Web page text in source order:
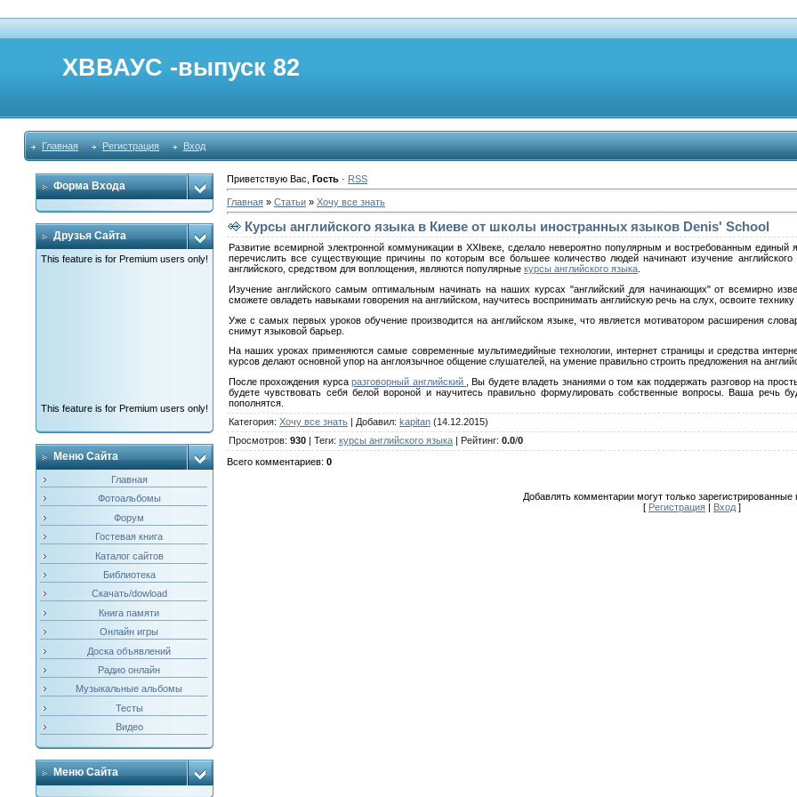
ХВВАУС -выпуск 82
Главная Регистрация Вход
Форма Входа
Друзья Сайта
This feature is for Premium users only!
This feature is for Premium users only!
Меню Сайта
Главная
Фотоальбомы
Форум
Гостевая книга
Каталог сайтов
Библиотека
Скачать/dowload
Книга памяти
Онлайн игры
Доска объявлений
Радио онлайн
Музыкальные альбомы
Тесты
Видео
Меню Сайта
Приветствую Вас Гость· RSS
Главная» Статьи» Хочу все знать
Курсы английского языка в Киеве от школы иностранных языков Denis' School
Развитие всемирной электронной коммуникации в XXIвеке, сделало невероятно популярным и востребованным
перечислить все существующие причины по которым все большее количество людей начинают изучение
английского, средством для воплощения, являются популярные курсы английского языка.
Изучение английского самым оптимальным начинать на наших курсах "английский для начинающих" от всемирно
сможете овладеть навыками говорения на английском, научитесь воспринимать английскую речь на слух, освоите
Уже с самых первых уроков обучение производится на английском языке, что является мотиватором расширения
снимут языковой барьер.
На наших уроках применяются самые современные мультимедийные технологии, интернет страницы и средства
курсов делают основной упор на англоязычное общение слушателей, на умение правильно строить предложения на
После прохождения курсаразговорный английский
, Вы будете владеть знаниями о том как поддержать разговор на
будете чувствовать себя белой вороной и научитесь правильно формулировать собственные вопросы. Ваша речь
пополнятся.
Категория: Хочу все знать| Добавил: kapitan(14.12.2015)
Просмотров: 930| Теги: курсы английского языка| Рейтинг: 0.0/0
Всего комментариев: 0
Добавлять комментарии могут только зарегистрированные
[ Регистрация| Вход]